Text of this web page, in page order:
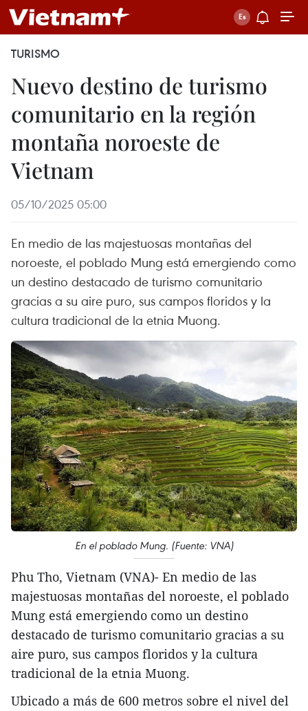
TURISMO
Nuevo destino de turismo
comunitario en la región
montaña noroeste de
Vietnam
05/10/2025 05:00
En medio de las majestuosas montañas del
noroeste, el poblado Mung está emergiendo como
un destino destacado de turismo comunitario
gracias a su aire puro, sus campos floridos y la
cultura tradicional de la etnia Muong.
En el poblado Mung. (Fuente: VNA)
Phu Tho, Vietnam (VNA)- En medio de las
majestuosas montañas del noroeste, el poblado
Mung está emergiendo como un destino
destacado de turismo comunitario gracias a su
aire puro, sus campos floridos y la cultura
tradicional de la etnia Muong.
Ubicado a más de 600 metros sobre el nivel del